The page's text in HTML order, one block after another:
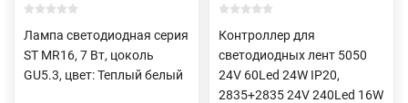
Лампа светодиодная серия
ST MR16, 7 Вт, цоколь
GU5.3, цвет: Теплый белый
Контроллер для
светодиодных лент 5050
24V 60Led 24W IP20,
2835+2835 24V 240Led 16W